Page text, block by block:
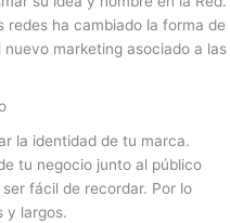
redes ha cambiado la forma de
marketing asociado a las
la identidad de tu marca.
tu negocio junto al público
fácil de recordar. Por lo
y largos.